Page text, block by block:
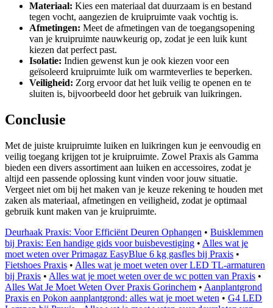
Materiaal: Kies een materiaal dat duurzaam is en bestand
tegen vocht, aangezien de kruipruimte vaak vochtig is.
Afmetingen: Meet de afmetingen van de toegangsopening
van je kruipruimte nauwkeurig op, zodat je een luik kunt
kiezen dat perfect past.
Isolatie: Indien gewenst kun je ook kiezen voor een
geïsoleerd kruipruimte luik om warmteverlies te beperken.
Veiligheid: Zorg ervoor dat het luik veilig te openen en te
sluiten is, bijvoorbeeld door het gebruik van luikringen.
Conclusie
Met de juiste kruipruimte luiken en luikringen kun je eenvoudig en
veilig toegang krijgen tot je kruipruimte. Zowel Praxis als Gamma
bieden een divers assortiment aan luiken en accessoires, zodat je
altijd een passende oplossing kunt vinden voor jouw situatie.
Vergeet niet om bij het maken van je keuze rekening te houden met
zaken als materiaal, afmetingen en veiligheid, zodat je optimaal
gebruik kunt maken van je kruipruimte.
Deurhaak Praxis: Voor Efficiënt Deuren Ophangen • Buisklemmen
bij Praxis: Een handige gids voor buisbevestiging • Alles wat je
moet weten over Primagaz EasyBlue 6 kg gasfles bij Praxis •
Fietshoes Praxis • Alles wat je moet weten over LED TL-armaturen
bij Praxis • Alles wat je moet weten over de wc potten van Praxis •
Alles Wat Je Moet Weten Over Praxis Gorinchem • Aanplantgrond
Praxis en Pokon aanplantgrond: alles wat je moet weten • G4 LED